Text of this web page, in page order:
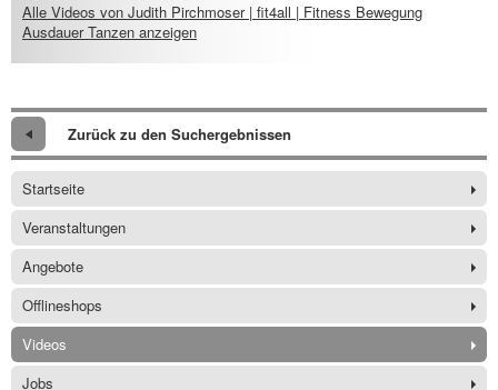
Alle Videos von Judith Pirchmoser | fit4all | Fitness Bewegung
Ausdauer Tanzen anzeigen
Zurück zu den Suchergebnissen
Startseite
Veranstaltungen
Angebote
Offlineshops
Videos
Jobs